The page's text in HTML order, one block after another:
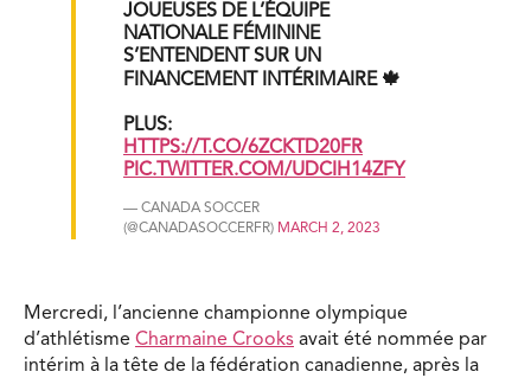
JOUEUSES DE L’ÉQUIPE
NATIONALE FÉMININE
S’ENTENDENT SUR UN
FINANCEMENT INTÉRIMAIRE 🍁
PLUS:
HTTPS://T.CO/6ZCKTD20FR
PIC.TWITTER.COM/UDCIH14ZFY
— CANADA SOCCER
(@CANADASOCCERFR) MARCH 2, 2023
Mercredi, l’ancienne championne olympique
d’athlétisme Charmaine Crooks avait été nommée par
intérim à la tête de la fédération canadienne, après la